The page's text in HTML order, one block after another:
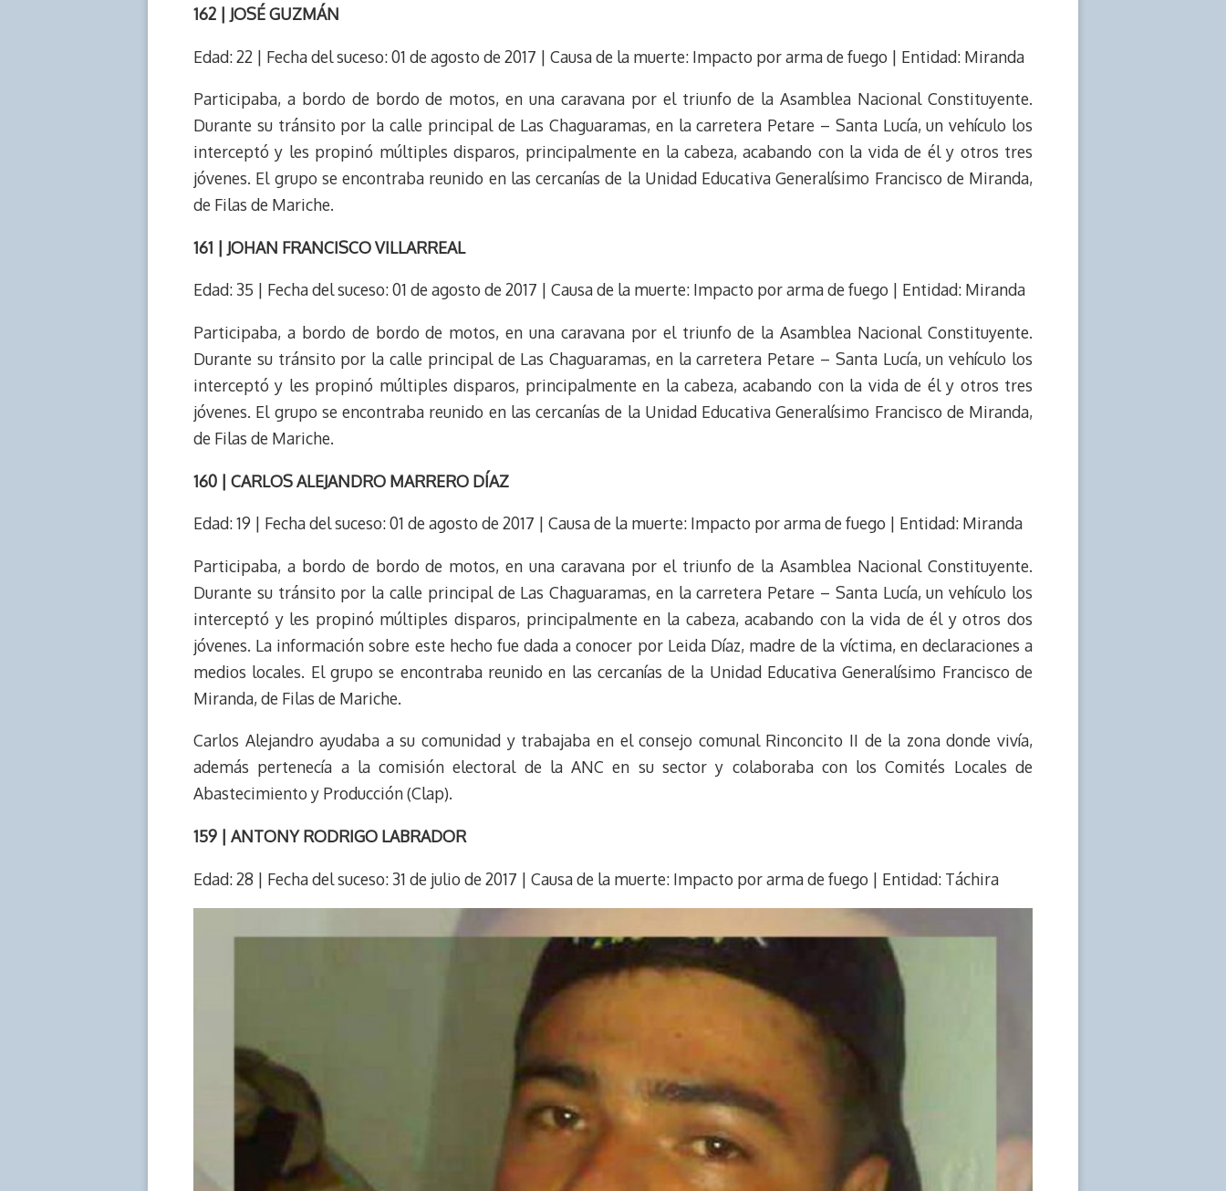
162 | JOSÉ GUZMÁN
Edad: 22 | Fecha del suceso: 01 de agosto de 2017 | Causa de la muerte: Impacto por arma de fuego | Entidad: Miranda
Participaba, a bordo de bordo de motos, en una caravana por el triunfo de la Asamblea Nacional Constituyente.
Durante su tránsito por la calle principal de Las Chaguaramas, en la carretera Petare – Santa Lucía, un vehículo los
interceptó y les propinó múltiples disparos, principalmente en la cabeza, acabando con la vida de él y otros tres
jóvenes. El grupo se encontraba reunido en las cercanías de la Unidad Educativa Generalísimo Francisco de Miranda,
de Filas de Mariche.
161 | JOHAN FRANCISCO VILLARREAL
Edad: 35 | Fecha del suceso: 01 de agosto de 2017 | Causa de la muerte: Impacto por arma de fuego | Entidad: Miranda
Participaba, a bordo de bordo de motos, en una caravana por el triunfo de la Asamblea Nacional Constituyente.
Durante su tránsito por la calle principal de Las Chaguaramas, en la carretera Petare – Santa Lucía, un vehículo los
interceptó y les propinó múltiples disparos, principalmente en la cabeza, acabando con la vida de él y otros tres
jóvenes. El grupo se encontraba reunido en las cercanías de la Unidad Educativa Generalísimo Francisco de Miranda,
de Filas de Mariche.
160 | CARLOS ALEJANDRO MARRERO DÍAZ
Edad: 19 | Fecha del suceso: 01 de agosto de 2017 | Causa de la muerte: Impacto por arma de fuego | Entidad: Miranda
Participaba, a bordo de bordo de motos, en una caravana por el triunfo de la Asamblea Nacional Constituyente.
Durante su tránsito por la calle principal de Las Chaguaramas, en la carretera Petare – Santa Lucía, un vehículo los
interceptó y les propinó múltiples disparos, principalmente en la cabeza, acabando con la vida de él y otros dos
jóvenes. La información sobre este hecho fue dada a conocer por Leida Díaz, madre de la víctima, en declaraciones a
medios locales. El grupo se encontraba reunido en las cercanías de la Unidad Educativa Generalísimo Francisco de
Miranda, de Filas de Mariche.
Carlos Alejandro ayudaba a su comunidad y trabajaba en el consejo comunal Rinconcito II de la zona donde vivía,
además pertenecía a la comisión electoral de la ANC en su sector y colaboraba con los Comités Locales de
Abastecimiento y Producción (Clap).
159 | ANTONY RODRIGO LABRADOR
Edad: 28 | Fecha del suceso: 31 de julio de 2017 | Causa de la muerte: Impacto por arma de fuego | Entidad: Táchira